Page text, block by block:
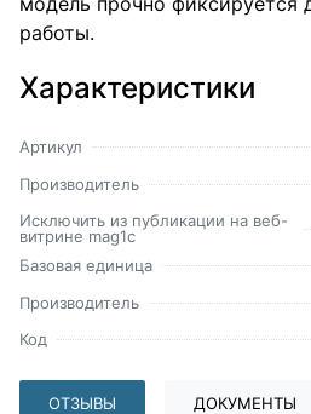
работы.
Характеристики
Артикул
Производитель
Исключить из публикации на веб-
витрине mag1c
Базовая единица
Производитель
Код
ОТЗЫВЫ ДОКУМЕНТЫ